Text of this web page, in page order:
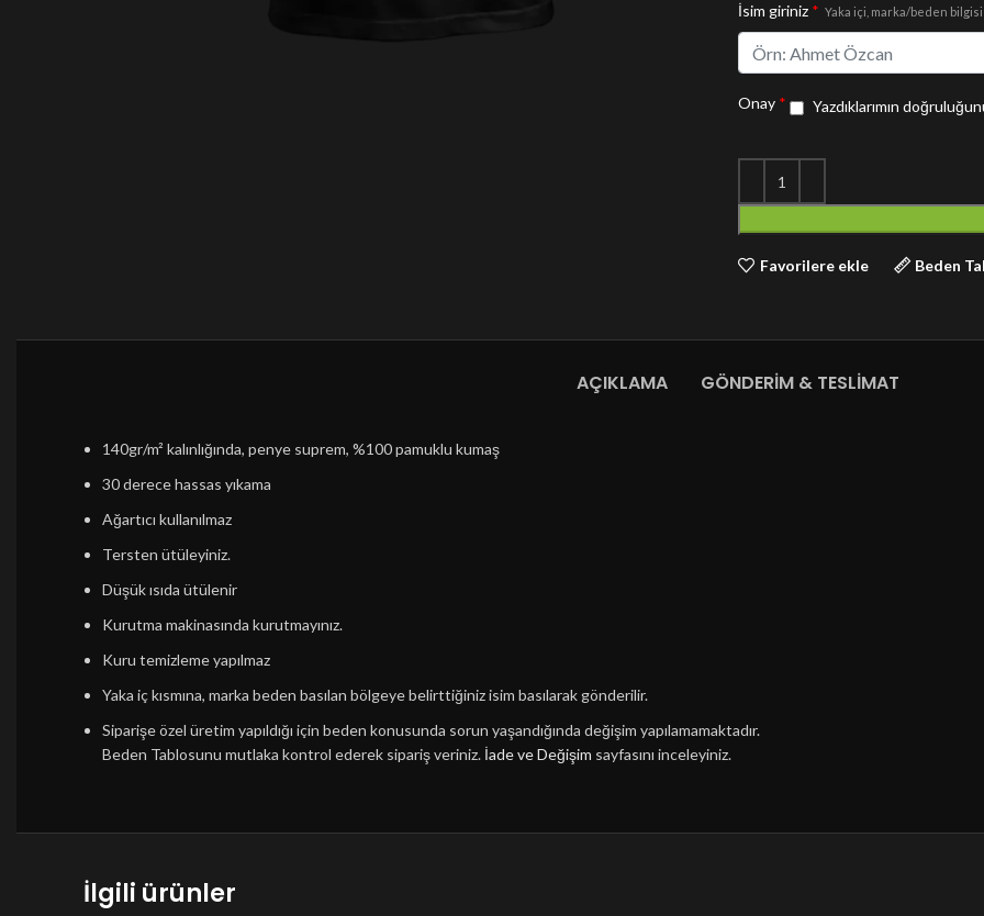
İsim giriniz * Yaka içi, marka/beden bilgisi
Onay * Yazdıklarımın
Favorilere ekle Beden
AÇIKLAMA GÖNDERIM & TESLIMAT
140gr/m² kalınlığında, penye suprem, %100 pamuklu kumaş
30 derece hassas yıkama
Ağartıcı kullanılmaz
Tersten ütüleyiniz.
Düşük ısıda ütülenir
Kurutma makinasında kurutmayınız.
Kuru temizleme yapılmaz
Yaka iç kısmına, marka beden basılan bölgeye belirttiğiniz isim basılarak gönderilir.
Siparişe özel üretim yapıldığı için beden konusunda sorun yaşandığında değişim yapılamamaktadır.
Beden Tablosunu mutlaka kontrol ederek sipariş veriniz. İade ve Değişim sayfasını inceleyiniz.
İlgili ürünler